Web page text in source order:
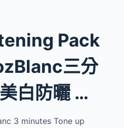
Pack
三分
白防曬 …
3 minutes Tone up